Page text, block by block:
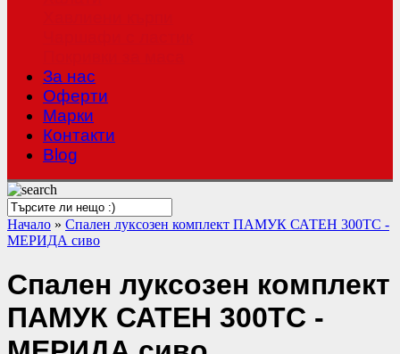
За нас
Оферти
Mарки
Контакти
Blog
Начало » Спален луксозен комплект ПАМУК САТЕН 300TC -
МЕРИДА сиво
Спален луксозен комплект
ПАМУК САТЕН 300TC -